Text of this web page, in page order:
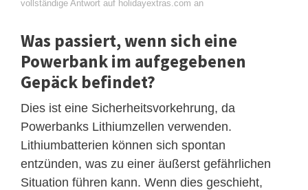
vollständige Antwort auf holidayextras.com an
Was passiert, wenn sich eine
Powerbank im aufgegebenen
Gepäck befindet?
Dies ist eine Sicherheitsvorkehrung, da
Powerbanks Lithiumzellen verwenden.
Lithiumbatterien können sich spontan
entzünden, was zu einer äußerst gefährlichen
Situation führen kann. Wenn dies geschieht,